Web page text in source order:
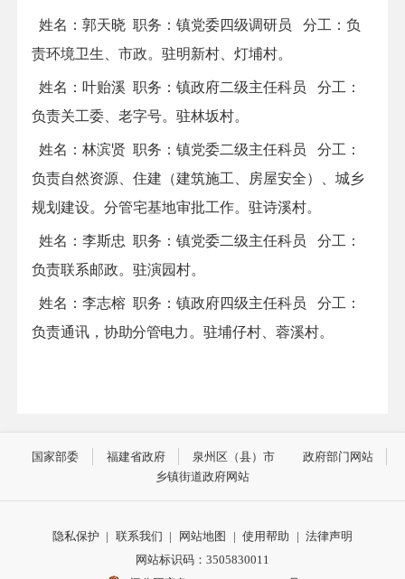
姓名： 郭天晓 职务： 镇党委四级调研员 分工： 负
责环境卫生、市政。驻明新村、灯埔村。
姓名： 叶贻溪 职务： 镇政府二级主任科员 分工：
负责关工委、老字号。驻林坂村。
姓名： 林滨贤 职务： 镇党委二级主任科员 分工：
负责自然资源、住建（建筑施工、房屋安全）、城乡
规划建设。分管宅基地审批工作。驻诗溪村。
姓名： 李斯忠 职务： 镇党委二级主任科员 分工：
负责联系邮政。驻演园村。
姓名： 李志榕 职务： 镇政府四级主任科员 分工：
负责通讯， 协助分管电力。驻埔仔村、蓉溪村。
国家部委 福建省政府 泉州区（县）市
政府部门网站
乡镇街道政府网站
隐私保护 | 联系我们 | 网站地图 | 使用帮助 | 法律声明
网站标识码：3505830011